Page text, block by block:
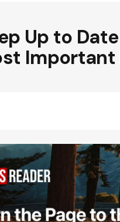
Up to
Important